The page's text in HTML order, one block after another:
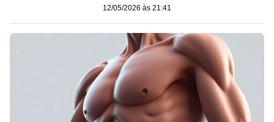
12/05/2026 às 21:41